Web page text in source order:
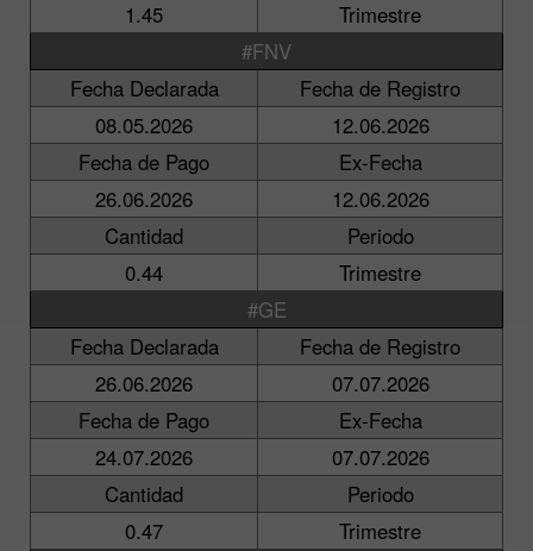
1.45
Trimestre
#FNV
Fecha Declarada
Fecha de Registro
08.05.2026
12.06.2026
Fecha de Pago
Ex-Fecha
26.06.2026
12.06.2026
Cantidad
Periodo
0.44
Trimestre
#GE
Fecha Declarada
Fecha de Registro
26.06.2026
07.07.2026
Fecha de Pago
Ex-Fecha
24.07.2026
07.07.2026
Cantidad
Periodo
0.47
Trimestre